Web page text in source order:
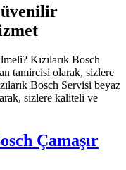
Kızılarık Bosch
tamircisi olarak, sizlere
Bosch Servisi beyaz
sizlere kaliteli ve
Çamaşır